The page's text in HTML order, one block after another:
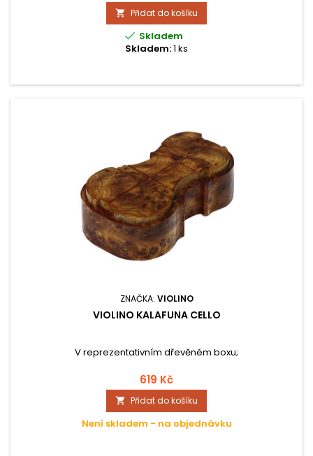
 Přidat do košíku
 Skladem
Skladem:1 ks
ZNAČKA: VIOLINO
VIOLINO KALAFUNA CELLO
V reprezentativním dřevěném boxu;
619 Kč
 Přidat do košíku
Není skladem - na objednávku